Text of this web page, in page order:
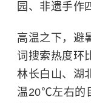
园、非遗手作
高温之下，避
词搜索热度环
林长白山、湖
温20℃左右的